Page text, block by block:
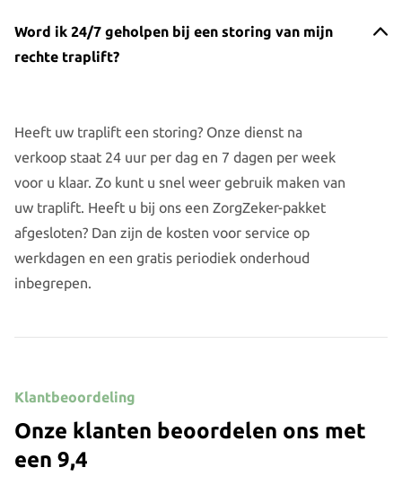
Word ik 24/7 geholpen bij een storing van mijn
rechte traplift?
Heeft uw traplift een storing? Onze dienst na
verkoop staat 24 uur per dag en 7 dagen per week
voor u klaar. Zo kunt u snel weer gebruik maken van
uw traplift. Heeft u bij ons een ZorgZeker-pakket
afgesloten? Dan zijn de kosten voor service op
werkdagen en een gratis periodiek onderhoud
inbegrepen.
Klantbeoordeling
Onze klanten beoordelen ons met
een 9,4